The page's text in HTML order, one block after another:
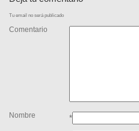
Tu email no será publicado
Comentario
Nombre *